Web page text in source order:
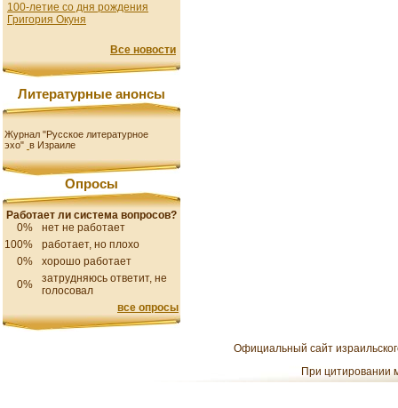
100-летие со дня рождения
Григория Окуня
Все новости
Литературные анонсы
Журнал "Русское литературное
эхо" в Израиле
Опросы
Работает ли система вопросов?
0%
нет не работает
100%
работает, но плохо
0%
хорошо работает
0%
затрудняюсь ответит, не
голосовал
все опросы
Официальный сайт
При цитировании